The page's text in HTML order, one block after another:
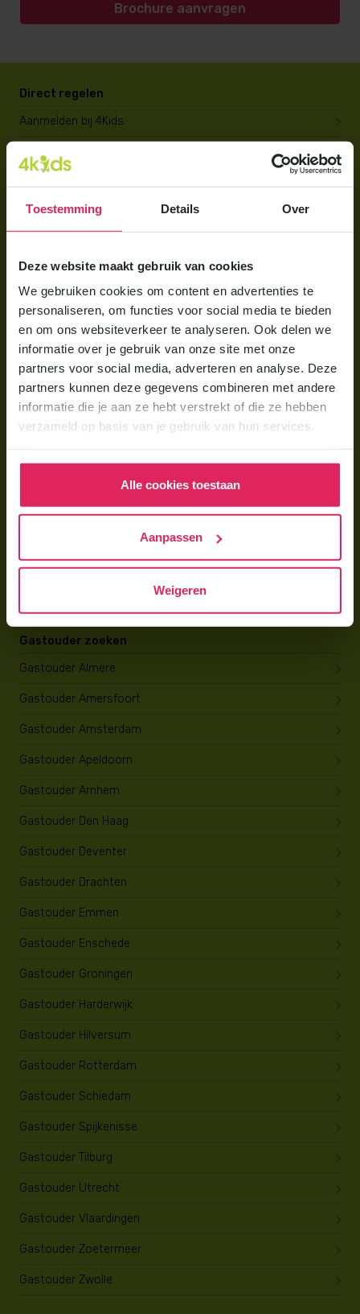
Toestemming Details Over
Deze website maakt gebruik van cookies
We gebruiken cookies om content en advertenties te
personaliseren, om functies voor social media te bieden
en om ons websiteverkeer te analyseren. Ook delen we
informatie over je gebruik van onze site met onze
partners voor social media, adverteren en analyse. Deze
partners kunnen deze gegevens combineren met andere
informatie die je aan ze hebt verstrekt of die ze hebben
verzameld op basis van je gebruik van hun services.
Alle cookies toestaan
Aanpassen
Weigeren
Brochure aanvragen
Direct regelen
Aanmelden bij 4Kids
Brochure aanvragen
Voor ouders
Wat kost een gastouder?
Hoe vind ik een gastouder?
Voor gastouders
Gastouder worden bij 4Kids
Hoe vind ik gastkinderen?
Wat verdient een gastouder?
Gastouder zoeken
Gastouder Almere
Gastouder Amersfoort
Gastouder Amsterdam
Gastouder Apeldoorn
Gastouder Arnhem
Gastouder Den Haag
Gastouder Deventer
Gastouder Drachten
Gastouder Emmen
Gastouder Enschede
Gastouder Groningen
Gastouder Harderwijk
Gastouder Hilversum
Gastouder Rotterdam
Gastouder Schiedam
Gastouder Spijkenisse
Gastouder Tilburg
Gastouder Utrecht
Gastouder Vlaardingen
Gastouder Zoetermeer
Gastouder Zwolle